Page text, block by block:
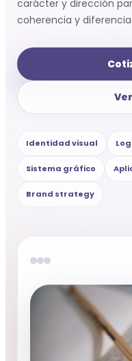
carácter y dirección
coherencia y
Identidad visual
Sistema gráfico
Brand strategy